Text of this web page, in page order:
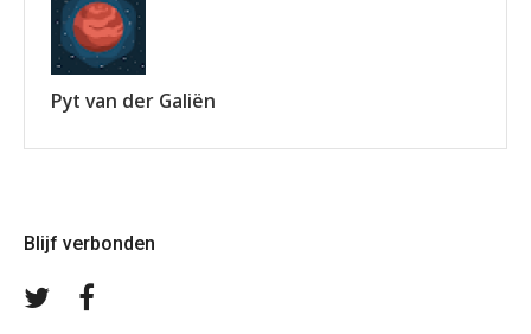
Pyt van der Galiën
Blijf verbonden
Volg